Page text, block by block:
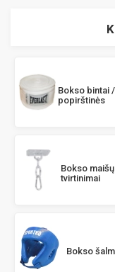
Bokso bintai /
popirštinės
Bokso maišų
tvirtinimai
Bokso